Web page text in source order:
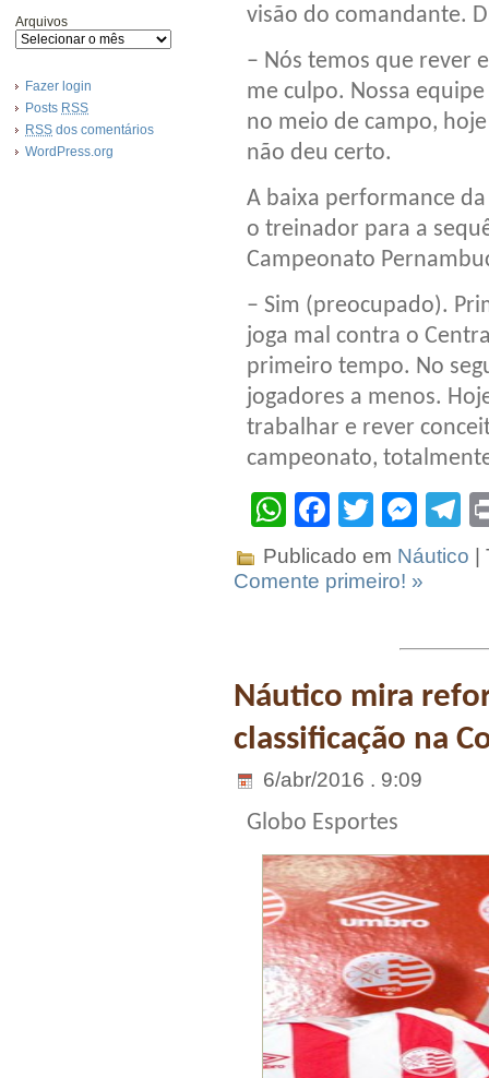
Arquivos
Fazer login
Posts RSS
RSS dos comentários
WordPress.org
visão do comandante.
– Nós temos que rever
me culpo. Nossa
no meio de campo,
não deu certo.
A baixa performance
o treinador para a
Campeonato
– Sim (preocupado).
joga mal contra o
primeiro tempo. No
jogadores a menos.
trabalhar e rever
campeonato,
WhatsApp
Facebook
Twitter
Publicado em Náutico
Comente primeiro! »
Náutico mira
classificação na
6/abr/2016 . 9:09
Globo Esportes